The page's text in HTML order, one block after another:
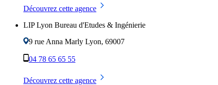
Découvrez cette agence
LIP Lyon Bureau d'Etudes & Ingénierie
9 rue Anna Marly Lyon, 69007
04 78 65 65 55
Découvrez cette agence